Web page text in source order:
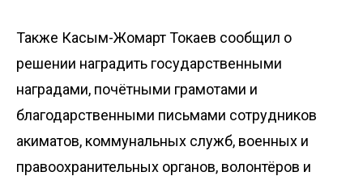
Также Касым-Жомарт Токаев сообщил о
решении наградить государственными
наградами, почётными грамотами и
благодарственными письмами сотрудников
акиматов, коммунальных служб, военных и
правоохранительных органов, волонтёров и